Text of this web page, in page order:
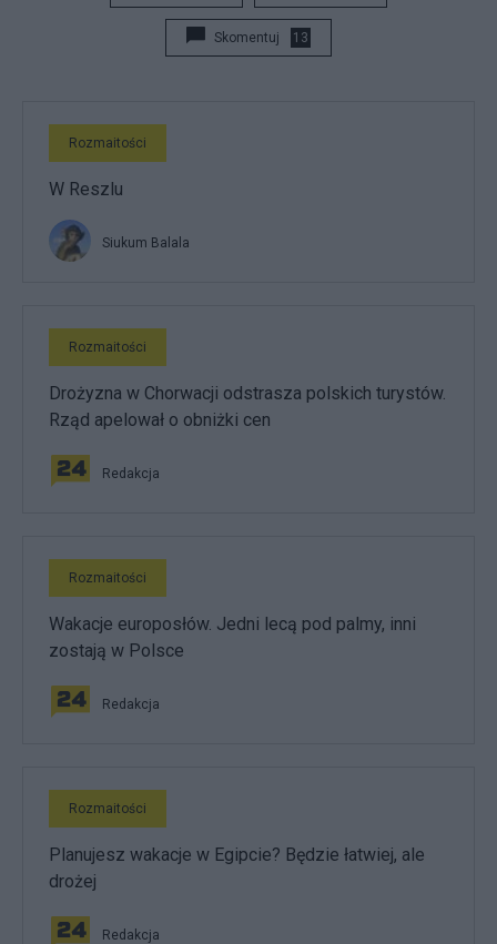
Skomentuj 13
Rozmaitości
W Reszlu
Siukum Balala
Rozmaitości
Drożyzna w Chorwacji odstrasza polskich turystów.
Rząd apelował o obniżki cen
Redakcja
Rozmaitości
Wakacje europosłów. Jedni lecą pod palmy, inni
zostają w Polsce
Redakcja
Rozmaitości
Planujesz wakacje w Egipcie? Będzie łatwiej, ale
drożej
Redakcja